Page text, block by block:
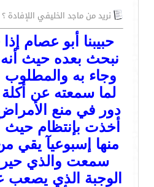
نريد من ماجد الخليفي اللإفادة ؟
حبيبنا أبو عصام
نبحث بعده حيث أنه
وجاء به
لما سمعته عن أكلة
دور في منع
أخذت بإنتظام حيث
منها إسبوعيآ يقي
سمعت والذي
الوجبة الذي